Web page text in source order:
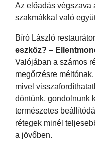
Az előadás végszava
szakmákkal való
Bíró László
eszköz? –
Valójában a számos
megőrzésre
mivel
döntünk, gondolnunk
természetes
rétegek minél
a jövőben.